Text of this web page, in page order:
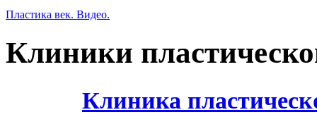
Пластика век. Видео.
Клиники
Клиника